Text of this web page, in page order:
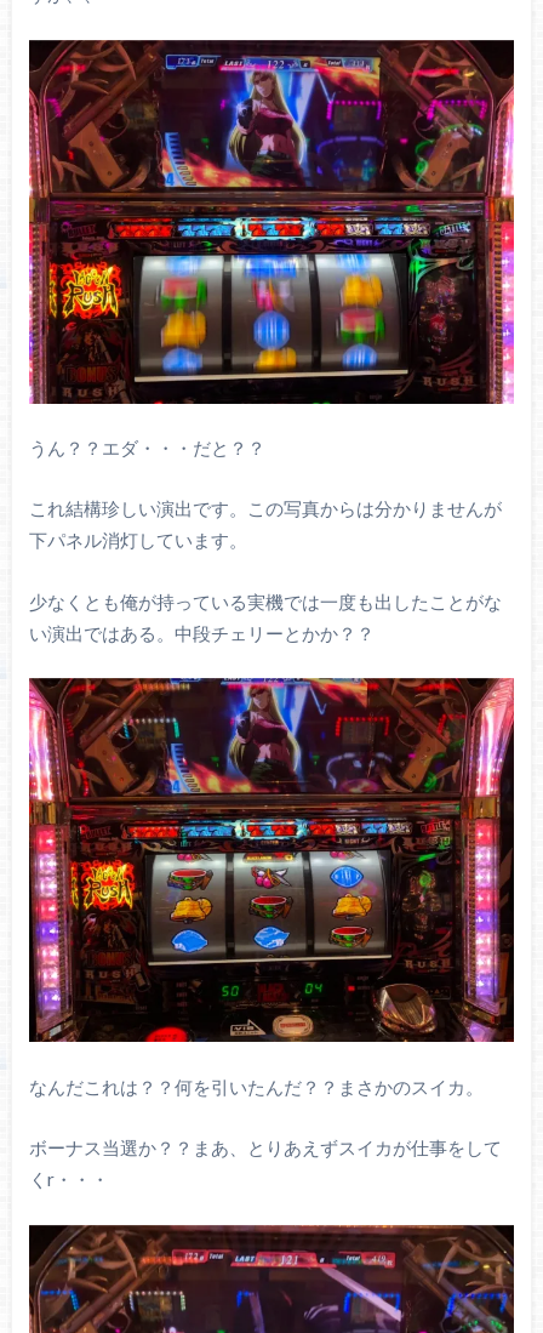
うん？？エダ・・・だと？？
これ結構珍しい演出です。この写真からは分かりませんが
下パネル消灯しています。
少なくとも俺が持っている実機では一度も出したことがな
い演出ではある。中段チェリーとかか？？
なんだこれは？？何を引いたんだ？？まさかのスイカ。
ボーナス当選か？？まあ、とりあえずスイカが仕事をして
くr・・・